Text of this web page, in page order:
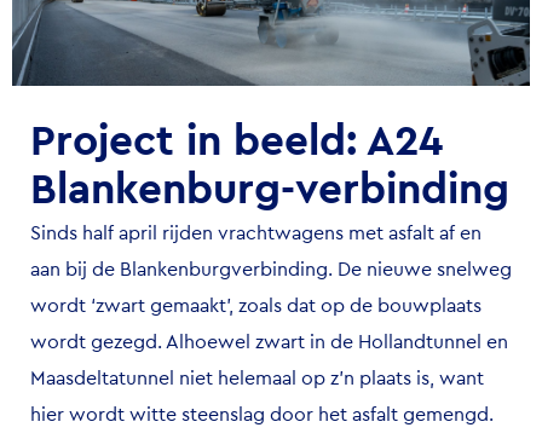
Project in beeld: A24
Blankenburg-verbinding
Sinds half april rijden vrachtwagens met asfalt af en
aan bij de Blankenburgverbinding. De nieuwe snelweg
wordt ‘zwart gemaakt’, zoals dat op de bouwplaats
wordt gezegd. Alhoewel zwart in de Hollandtunnel en
Maasdeltatunnel niet helemaal op z’n plaats is, want
hier wordt witte steenslag door het asfalt gemengd.